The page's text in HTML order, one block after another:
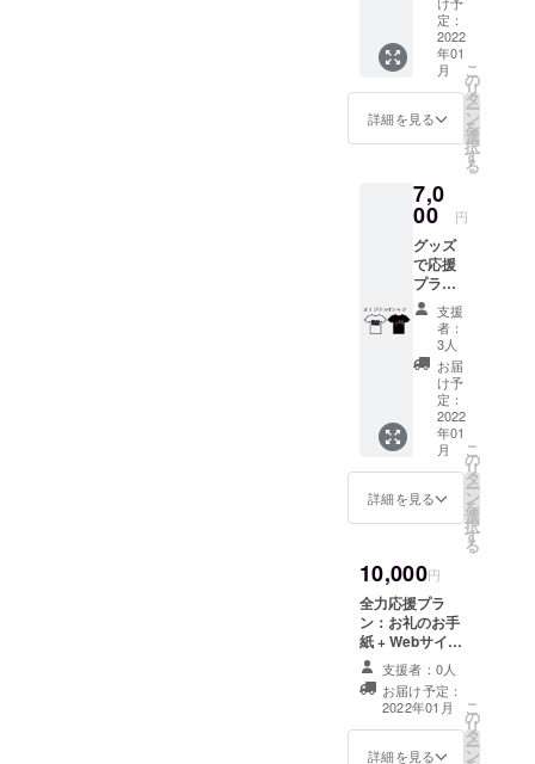
配布す
る画像
とは異
なりま
す。
応援プ
ラン：
お礼の
メール
+ 実験
教室の
招待状
科学コ
ケー
ターと
しての
顔を持
つ早船
先生に
よる、
DNAに
関する
実験教
室で
す。 ※
こちら
は全世
界から
参加OK
のZoom
おりま
す。開
催は１
月の土
日を予
定して
いま
す。 ※
こちら
定：
2022
年01
月
詳細を見る
こ
の
リ
タ
ー
ン
を
選
択
す
る
7,0
00 円
グッズ
で応援
プラ
ン：お
礼のお
手紙 +
オリジ
ナルT
シャツ
常在菌
をイ
メージ
したオ
リジナ
ルTシャ
ツをお
ます。
※サイズ
はS/M/L
からお
選びい
ただけ
ます。
※画像は
実際の
支援
者：
3人
お届
け予
定：
2022
年01
月
詳細を見る
こ
の
リ
タ
ー
ン
を
選
択
す
る
10,000円
全力応援プラ
ン：お礼のお手
紙 + Webサイト
へのお名前掲載
（匿名可） 私た
ちの活動を応援
していただける
方に向けたリ
ターンです。 プ
支援者：0人
お届け予定：
2022年01月
詳細を見る
こ
の
リ
タ
ー
ン